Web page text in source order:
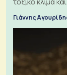
Γιάννης